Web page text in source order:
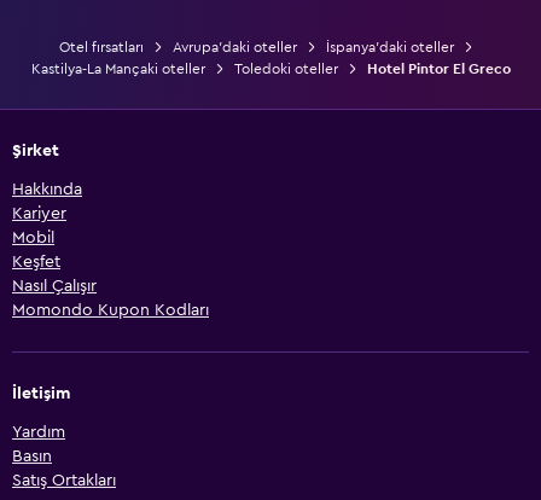
Otel fırsatları Avrupa'daki oteller
İspanya'daki oteller
Kastilya-La Mançaki oteller
Toledoki oteller Hotel Pintor El Greco
Şirket
Hakkında
Kariyer
Mobil
Keşfet
Nasıl Çalışır
Momondo Kupon Kodları
İletişim
Yardım
Basın
Satış Ortakları